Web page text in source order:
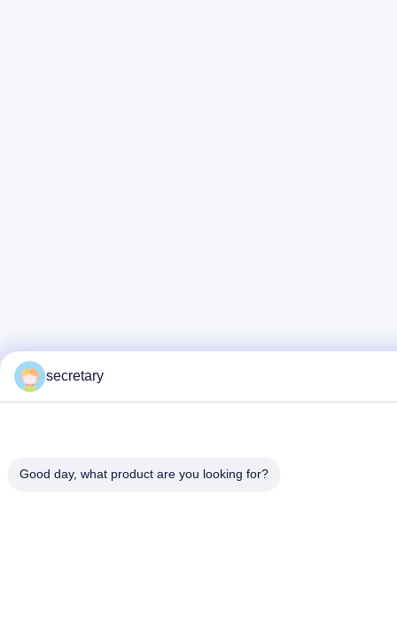
secretary
Good day, what product are you looking for?